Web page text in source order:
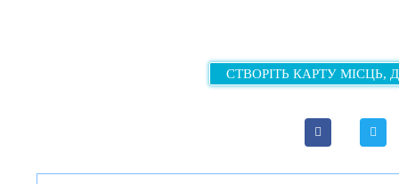
СТВОРІТЬ КАРТУ МІСЦЬ,